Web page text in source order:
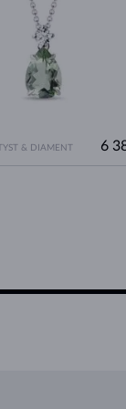
& DIAMENT
6